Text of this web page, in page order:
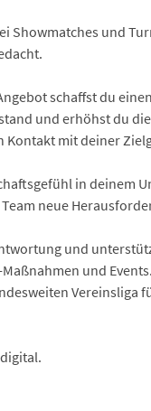
Showmatches und
schaffst du
und erhöhst du
Kontakt mit deiner
in deinem
neue
und
und
Vereinsliga